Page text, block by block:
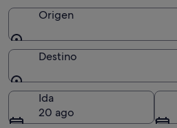
Origen
Origen
Destino
Destino
Ida
20 ago